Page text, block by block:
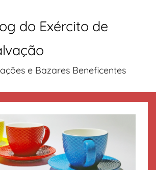
do Exército de
e Bazares Beneficentes